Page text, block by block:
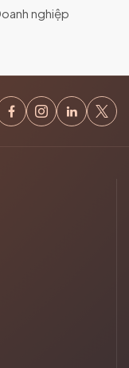
nghiệp